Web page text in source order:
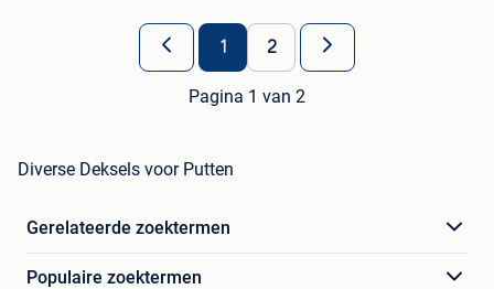
1 2
Pagina 1 van 2
Diverse Deksels voor Putten
Gerelateerde zoektermen
Populaire zoektermen